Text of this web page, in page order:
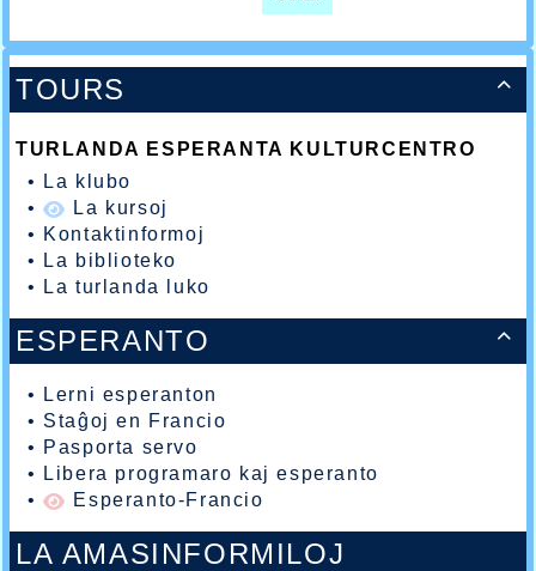

TOURS
TURLANDA ESPERANTA KULTURCENTRO
•
La klubo
•
La kursoj
• Kontaktinformoj
•
La biblioteko
•
La turlanda luko

ESPERANTO
•
Lerni esperanton
• Staĝoj en Francio
• Pasporta servo
•
Libera programaro kaj esperanto
•
Esperanto-Francio
LA AMASINFORMILOJ